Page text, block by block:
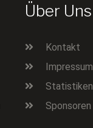
Über Uns
Kontakt
Impressum
Statistiken
Sponsoren